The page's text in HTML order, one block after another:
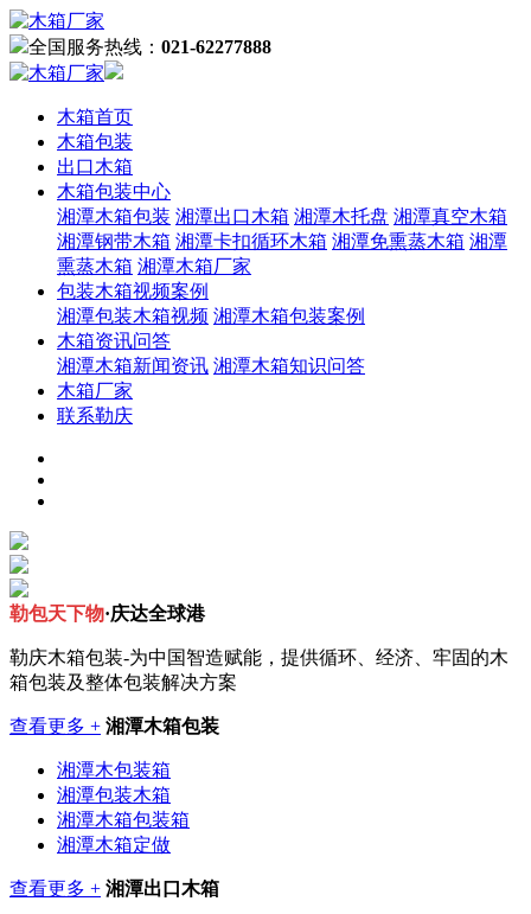
全国服务热线： 021-62277888
木箱首页
木箱包装
出口木箱
木箱包装中心
湘潭木箱包装 湘潭出口木箱 湘潭木托盘 湘潭真空木箱
湘潭钢带木箱 湘潭卡扣循环木箱 湘潭免熏蒸木箱 湘潭
熏蒸木箱 湘潭木箱厂家
包装木箱视频案例
湘潭包装木箱视频 湘潭木箱包装案例
木箱资讯问答
湘潭木箱新闻资讯 湘潭木箱知识问答
木箱厂家
联系勒庆
勒包天下物·庆达全球港
勒庆木箱包装-为中国智造赋能，提供循环、经济、牢固的木
箱包装及整体包装解决方案
查看更多 + 湘潭木箱包装
湘潭木包装箱
湘潭包装木箱
湘潭木箱包装箱
湘潭木箱定做
查看更多 + 湘潭出口木箱